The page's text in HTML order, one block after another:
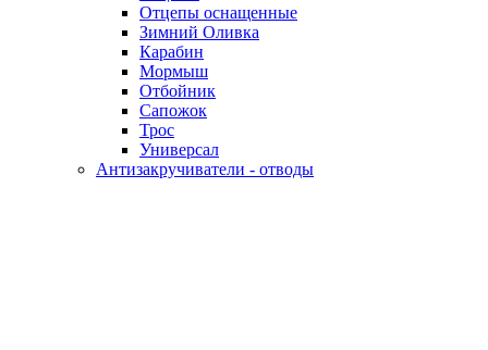
Отцепы оснащенные
Зимний Оливка
Карабин
Мормыш
Отбойник
Сапожок
Трос
Универсал
Антизакручиватели - отводы